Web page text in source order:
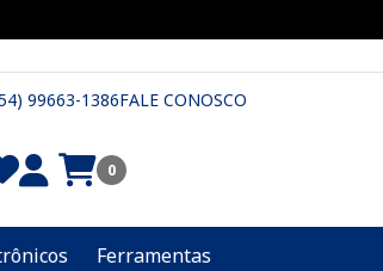
99663-1386FALE CONOSCO
0
Ferramentas